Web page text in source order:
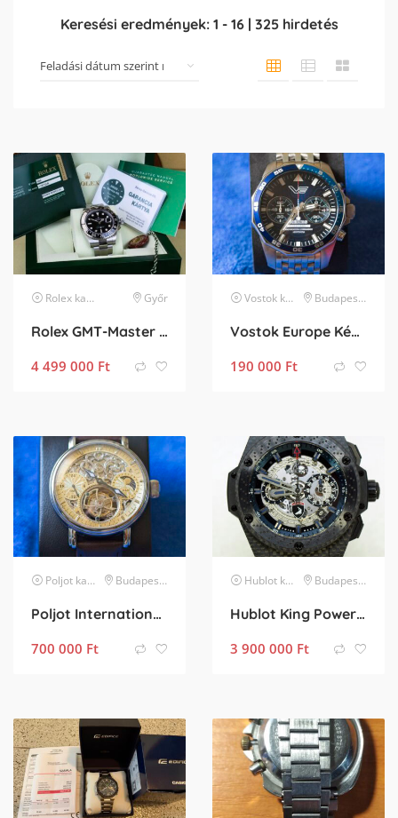
Keresési eredmények: 1 - 16| 325hirdetés
Rolex karóra Győr
Rolex GMT-Master II 116710LN
4 499 000 Ft
Vostok karóra Budapest XIV. kerület
Vostok Europe Kékes Limited Edition
190 000 Ft
Poljot karóra Budapest XIV. kerület
Poljot International Tourbillon Skeleton GMT Limited Edition
700 000 Ft
Hublot karóra Budapest XXIII. kerület
Hublot King Power TopCar Limited Edition
3 900 000 Ft